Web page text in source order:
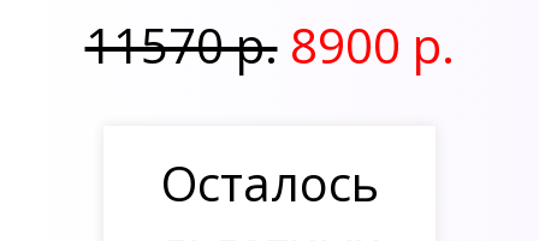
11570 р. 8900 р.
Осталось